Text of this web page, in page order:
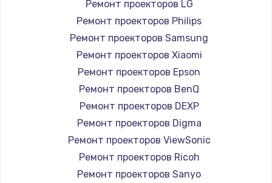
Ремонт проекторов LG
Ремонт проекторов Philips
Ремонт проекторов Samsung
Ремонт проекторов Xiaomi
Ремонт проекторов Epson
Ремонт проекторов BenQ
Ремонт проекторов DEXP
Ремонт проекторов Digma
Ремонт проекторов ViewSonic
Ремонт проекторов Ricoh
Ремонт проекторов Sanyo